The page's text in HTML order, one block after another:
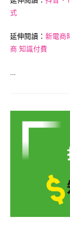
式
延伸閱讀 ： 新電商
商 知識付費
…